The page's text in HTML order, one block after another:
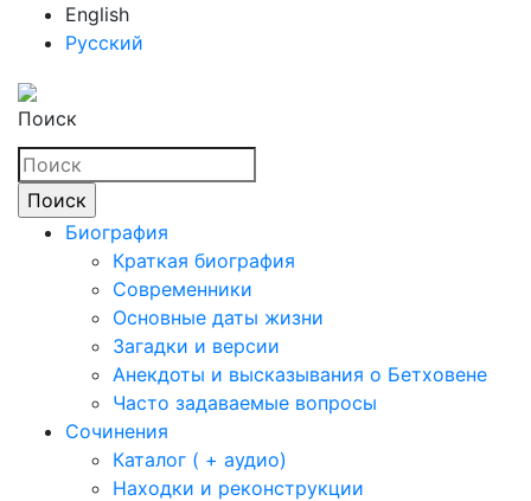
English
Русский
Поиск
Биография
Краткая биография
Современники
Основные даты жизни
Загадки и версии
Анекдоты и высказывания о Бетховене
Часто задаваемые вопросы
Сочинения
Каталог ( + аудио)
Находки и реконструкции